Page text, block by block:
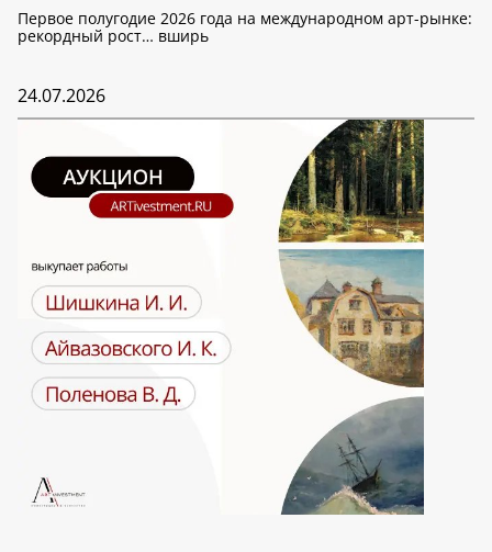
Первое полугодие 2026 года на международном арт-рынке:
рекордный рост… вширь
24.07.2026